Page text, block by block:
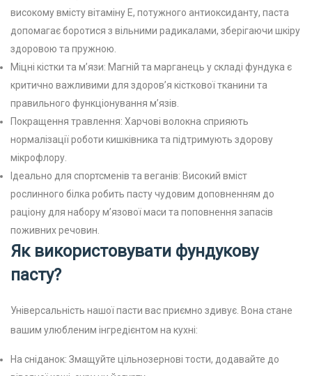
високому вмісту вітаміну Е, потужного антиоксиданту, паста
допомагає боротися з вільними радикалами, зберігаючи шкіру
здоровою та пружною.
Міцні кістки та м’язи: Магній та марганець у складі фундука є
критично важливими для здоров’я кісткової тканини та
правильного функціонування м’язів.
Покращення травлення: Харчові волокна сприяють
нормалізації роботи кишківника та підтримують здорову
мікрофлору.
Ідеально для спортсменів та веганів: Високий вміст
рослинного білка робить пасту чудовим доповненням до
раціону для набору м’язової маси та поповнення запасів
поживних речовин.
Як використовувати фундукову
пасту?
Універсальність нашої пасти вас приємно здивує. Вона стане
вашим улюбленим інгредієнтом на кухні:
На сніданок: Змащуйте цільнозернові тости, додавайте до